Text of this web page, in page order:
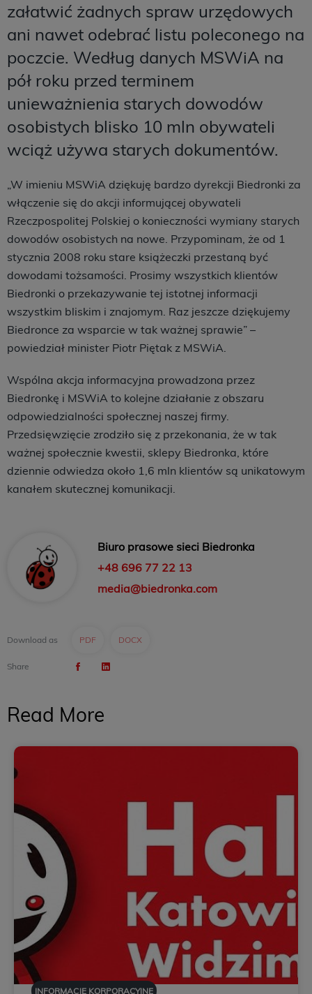
załatwić żadnych spraw urzędowych
ani nawet odebrać listu poleconego na
poczcie. Według danych MSWiA na
pół roku przed terminem
unieważnienia starych dowodów
osobistych blisko 10 mln obywateli
wciąż używa starych dokumentów.
„W imieniu MSWiA dziękuję bardzo dyrekcji Biedronki za
włączenie się do akcji informującej obywateli
Rzeczpospolitej Polskiej o konieczności wymiany starych
dowodów osobistych na nowe. Przypominam, że od 1
stycznia 2008 roku stare książeczki przestaną być
dowodami tożsamości. Prosimy wszystkich klientów
Biedronki o przekazywanie tej istotnej informacji
wszystkim bliskim i znajomym. Raz jeszcze dziękujemy
Biedronce za wsparcie w tak ważnej sprawie” –
powiedział minister Piotr Piętak z MSWiA.
Wspólna akcja informacyjna prowadzona przez
Biedronkę i MSWiA to kolejne działanie z obszaru
odpowiedzialności społecznej naszej firmy.
Przedsięwzięcie zrodziło się z przekonania, że w tak
ważnej społecznie kwestii, sklepy Biedronka, które
dziennie odwiedza około 1,6 mln klientów są unikatowym
kanałem skutecznej komunikacji.
Biuro prasowe sieci Biedronka
+48 696 77 22 13
media@biedronka.com
Download as PDF DOCX
Share
Read More
INFORMACJE KORPORACYJNE